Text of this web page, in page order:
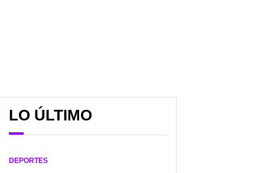
hincha DJ del Cali, que
picante foto en redes
LO ÚLTIMO
DEPORTES